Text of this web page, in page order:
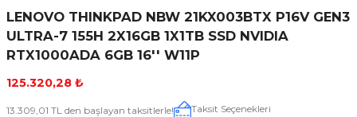
LENOVO THINKPAD NBW 21KX003BTX P16V GEN3
ULTRA-7 155H 2X16GB 1X1TB SSD NVIDIA
RTX1000ADA 6GB 16'' W11P
125.320,28 ₺
13.309,01 TL den başlayan taksitlerle! Taksit Seçenekleri